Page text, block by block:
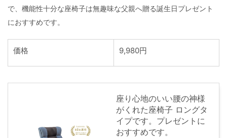
で、機能性十分な座椅子は無趣味な父親へ贈る誕生日プレゼント
におすすめです。
価格 9,980円
座り心地のいい腰の神様
がくれた座椅子 ロングタ
イプです。プレゼントに
おすすめです。